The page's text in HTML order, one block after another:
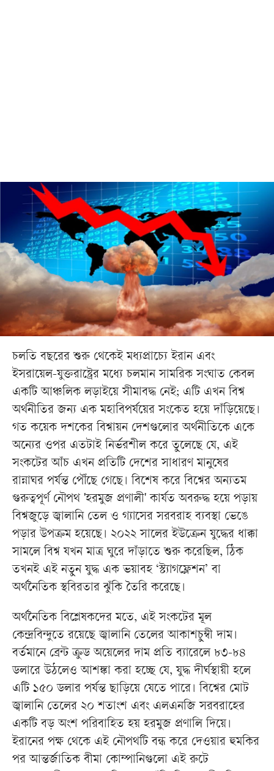
চলতি বছরের শুরু থেকেই মধ্যপ্রাচ্যে ইরান এবং
ইসরায়েল-যুক্তরাষ্ট্রের মধ্যে চলমান সামরিক সংঘাত কেবল
একটি আঞ্চলিক লড়াইয়ে সীমাবদ্ধ নেই; এটি এখন বিশ্ব
অর্থনীতির জন্য এক মহাবিপর্যয়ের সংকেত হয়ে দাঁড়িয়েছে।
গত কয়েক দশকের বিশ্বায়ন দেশগুলোর অর্থনীতিকে একে
অন্যের ওপর এতটাই নির্ভরশীল করে তুলেছে যে, এই
সংকটের আঁচ এখন প্রতিটি দেশের সাধারণ মানুষের
রান্নাঘর পর্যন্ত পৌঁছে গেছে। বিশেষ করে বিশ্বের অন্যতম
গুরুত্বপূর্ণ নৌপথ 'হরমুজ প্রণালী' কার্যত অবরুদ্ধ হয়ে পড়ায়
বিশ্বজুড়ে জ্বালানি তেল ও গ্যাসের সরবরাহ ব্যবস্থা ভেঙে
পড়ার উপক্রম হয়েছে। ২০২২ সালের ইউক্রেন যুদ্ধের ধাক্কা
সামলে বিশ্ব যখন মাত্র ঘুরে দাঁড়াতে শুরু করেছিল, ঠিক
তখনই এই নতুন যুদ্ধ এক ভয়াবহ ‘স্ট্যাগফ্লেশন’ বা
অর্থনৈতিক স্থবিরতার ঝুঁকি তৈরি করেছে।
অর্থনৈতিক বিশ্লেষকদের মতে, এই সংকটের মূল
কেন্দ্রবিন্দুতে রয়েছে জ্বালানি তেলের আকাশচুম্বী দাম।
বর্তমানে ব্রেন্ট ক্রুড অয়েলের দাম প্রতি ব্যারেলে ৮৩-৮৪
ডলারে উঠলেও আশঙ্কা করা হচ্ছে যে, যুদ্ধ দীর্ঘস্থায়ী হলে
এটি ১৫০ ডলার পর্যন্ত ছাড়িয়ে যেতে পারে। বিশ্বের মোট
জ্বালানি তেলের ২০ শতাংশ এবং এলএনজি সরবরাহের
একটি বড় অংশ পরিবাহিত হয় হরমুজ প্রণালি দিয়ে।
ইরানের পক্ষ থেকে এই নৌপথটি বন্ধ করে দেওয়ার হুমকির
পর আন্তর্জাতিক বীমা কোম্পানিগুলো এই রুটে